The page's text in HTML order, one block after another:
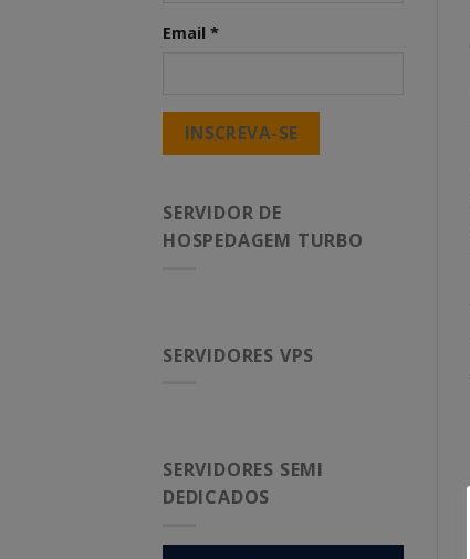
Email *
INSCREVA-SE
SERVIDOR DE
HOSPEDAGEM TURBO
SERVIDORES VPS
SERVIDORES SEMI
DEDICADOS